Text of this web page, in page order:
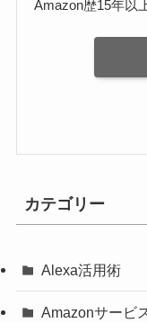
Amazon歴15年以
カテゴリー
Alexa活用術
Amazonサービ